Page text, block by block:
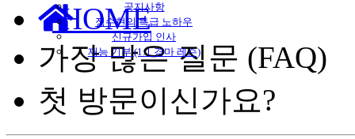
공지사항
정수현의 특급 노하우
신규가입 인사
재능 기부 (1:1 경마 레슨)
HOME
가장 많은 질문 (FAQ)
첫 방문이신가요?